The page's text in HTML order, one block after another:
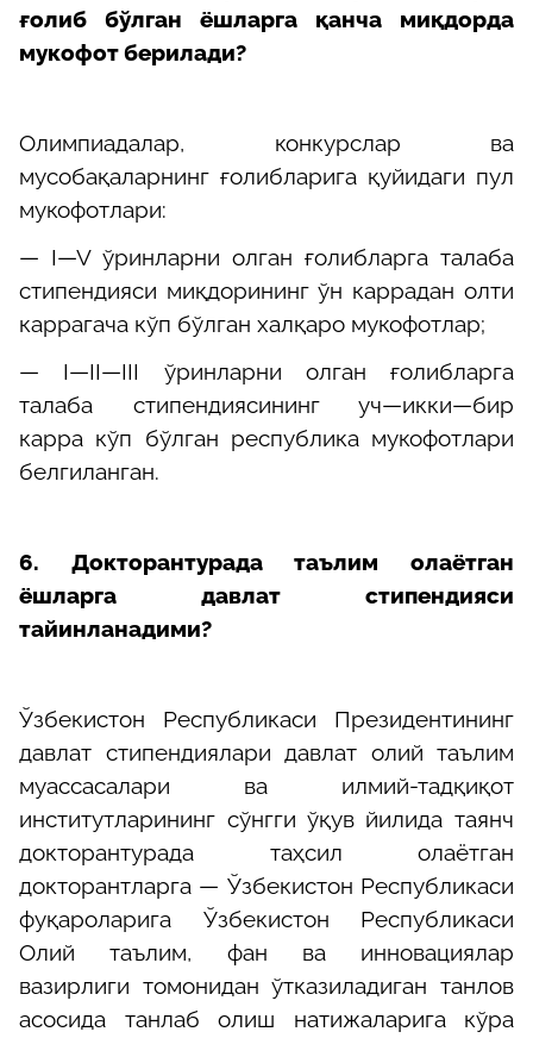
ғолиб бўлган ёшларга қанча миқдорда
мукофот берилади?
Олимпиадалар, конкурслар ва
мусобақаларнинг ғолибларига қуйидаги пул
мукофотлари:
— I—V ўринларни олган ғолибларга талаба
стипендияси миқдорининг ўн каррадан олти
каррагача кўп бўлган халқаро мукофотлар;
— I—II—III ўринларни олган ғолибларга
талаба стипендиясининг уч—икки—бир
карра кўп бўлган республика мукофотлари
белгиланган.
6. Докторантурада таълим олаётган
ёшларга давлат стипендияси
тайинланадими?
Ўзбекистон Республикаси Президентининг
давлат стипендиялари давлат олий таълим
муассасалари ва илмий-тадқиқот
институтларининг сўнгги ўқув йилида таянч
докторантурада таҳсил олаётган
докторантларга — Ўзбекистон Республикаси
фуқароларига Ўзбекистон Республикаси
Олий таълим, фан ва инновациялар
вазирлиги томонидан ўтказиладиган танлов
асосида танлаб олиш натижаларига кўра